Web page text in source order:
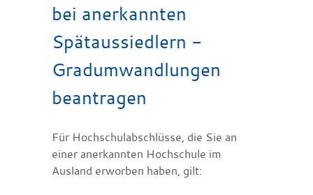
bei anerkannten
Spätaussiedlern -
Gradumwandlungen
beantragen
Für Hochschulabschlüsse, die Sie an
einer anerkannten Hochschule im
Ausland erworben haben, gilt: